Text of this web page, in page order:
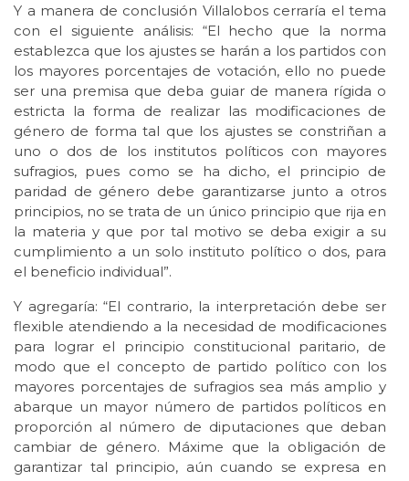
Y a manera de conclusión Villalobos cerraría el tema
con el siguiente análisis: “El hecho que la norma
establezca que los ajustes se harán a los partidos con
los mayores porcentajes de votación, ello no puede
ser una premisa que deba guiar de manera rígida o
estricta la forma de realizar las modificaciones de
género de forma tal que los ajustes se constriñan a
uno o dos de los institutos políticos con mayores
sufragios, pues como se ha dicho, el principio de
paridad de género debe garantizarse junto a otros
principios, no se trata de un único principio que rija en
la materia y que por tal motivo se deba exigir a su
cumplimiento a un solo instituto político o dos, para
el beneficio individual”.
Y agregaría: “El contrario, la interpretación debe ser
flexible atendiendo a la necesidad de modificaciones
para lograr el principio constitucional paritario, de
modo que el concepto de partido político con los
mayores porcentajes de sufragios sea más amplio y
abarque un mayor número de partidos políticos en
proporción al número de diputaciones que deban
cambiar de género. Máxime que la obligación de
garantizar tal principio, aún cuando se expresa en